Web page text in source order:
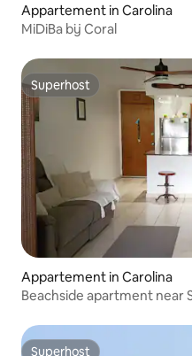
Appartement in Carolina
MiDiBa bij Coral
Superhost
Superhost
Appartement in Carolina
Beachside apartment near
Superhost